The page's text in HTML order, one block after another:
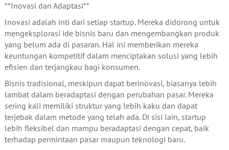
**Inovasi dan Adaptasi**
Inovasi adalah inti dari setiap startup. Mereka didorong untuk
mengeksplorasi ide bisnis baru dan mengembangkan produk
yang belum ada di pasaran. Hal ini memberikan mereka
keuntungan kompetitif dalam menciptakan solusi yang lebih
efisien dan terjangkau bagi konsumen.
Bisnis tradisional, meskipun dapat berinovasi, biasanya lebih
lambat dalam beradaptasi dengan perubahan pasar. Mereka
sering kali memiliki struktur yang lebih kaku dan dapat
terjebak dalam metode yang telah ada. Di sisi lain, startup
lebih fleksibel dan mampu beradaptasi dengan cepat, baik
terhadap permintaan pasar maupun teknologi baru.